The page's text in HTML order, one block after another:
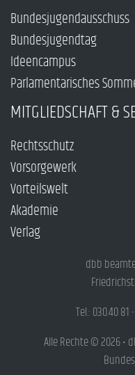
Bundesjugendausschuss
Bundesjugendtag
Ideencampus
Parlamentarisches
MITGLIEDSCHAFT &
Rechtsschutz
Vorsorgewerk
Vorteilswelt
Akademie
Verlag
dbb
Tel.: 030.40 81
Alle Rechte © 2026